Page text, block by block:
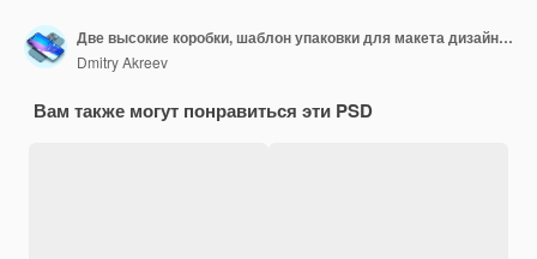
Две высокие коробки, шаблон упаковки для макета дизайна продукта. Чистый фон
Dmitry Akreev
Вам также могут понравиться эти PSD